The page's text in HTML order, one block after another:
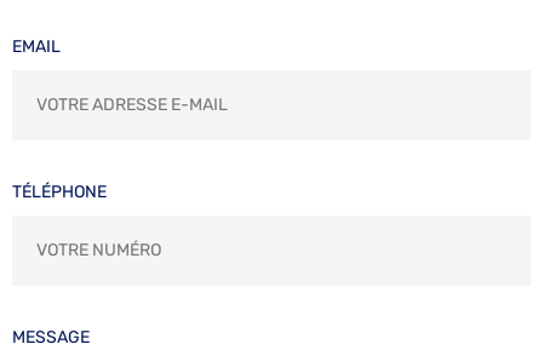
EMAIL
TÉLÉPHONE
MESSAGE